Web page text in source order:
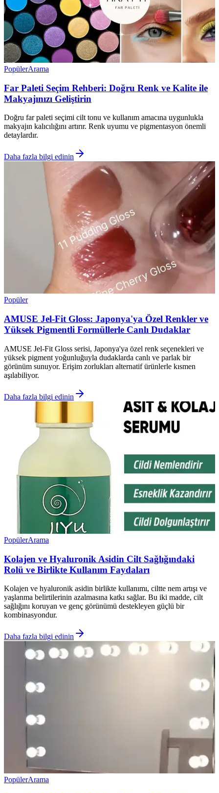
PopülerArama
Far Paleti Seçim Rehberi: Doğru Renk ve Kalite ile
Makyajınızı Geliştirin
Doğru far paleti seçimi cilt tonu ve kullanım amacına uygunlukla
makyajın kalıcılığını artırır. Renk uyumu ve pigmentasyon önemli
detaylardır.
Daha fazla bilgi edinin
Popüler
AMUSE Jel-Fit Gloss: Japonya'ya Özel Renkler ve
Yüksek Pigmentli Formüllerle Canlı Dudaklar
AMUSE Jel-Fit Gloss serisi, Japonya'ya özel renk seçenekleri ve
yüksek pigment yoğunluğuyla dudaklarda canlı ve parlak bir
görünüm sunuyor. Erişim zorlukları alternatif ürünlerle kısmen
aşılabiliyor.
Daha fazla bilgi edinin
PopülerArama
Kolajen ve Hyaluronik Asidin Cilt Sağlığındaki
Rolü ve Birlikte Kullanım Faydaları
Kolajen ve hyaluronik asidin birlikte kullanımı, ciltte nem artışı ve
yaşlanma belirtilerinin azalmasına katkı sağlar. Bu iki madde, cilt
sağlığını koruyan ve genç görünümü destekleyen güçlü bir
kombinasyondur.
Daha fazla bilgi edinin
PopülerArama